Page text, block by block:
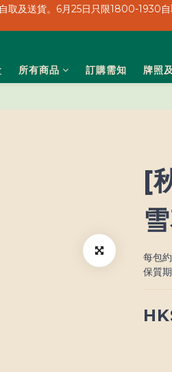
取及送貨。6月25日只限1800-1930
轉數快/銀行轉帳/信用卡/Payme都收
取及送貨。6月25日只限1800-1930
所有商品 訂購需知 牌照
[
每包
保質